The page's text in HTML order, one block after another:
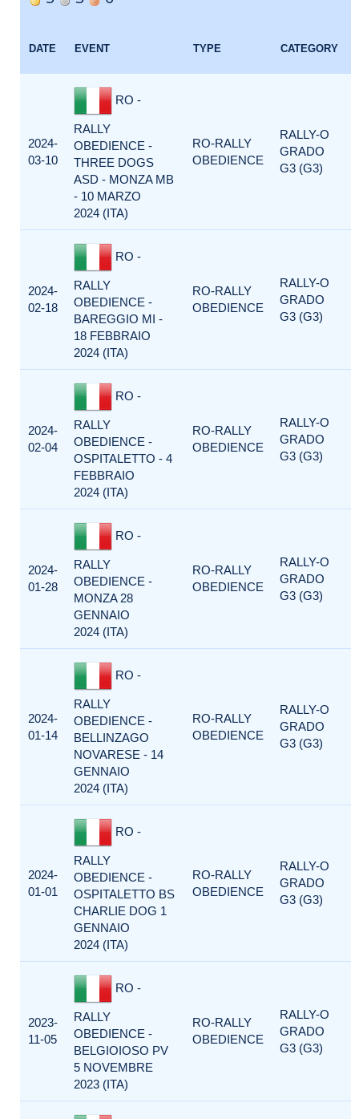
DATE EVENT TYPE CATEGORY
2024-
03-10
RO -
RALLY
OBEDIENCE -
THREE DOGS
ASD - MONZA MB
- 10 MARZO
2024 (ITA)
RO-RALLY
OBEDIENCE
RALLY-O
GRADO
G3 (G3)
2024-
02-18
RO -
RALLY
OBEDIENCE -
BAREGGIO MI -
18 FEBBRAIO
2024 (ITA)
RO-RALLY
OBEDIENCE
RALLY-O
GRADO
G3 (G3)
2024-
02-04
RO -
RALLY
OBEDIENCE -
OSPITALETTO - 4
FEBBRAIO
2024 (ITA)
RO-RALLY
OBEDIENCE
RALLY-O
GRADO
G3 (G3)
2024-
01-28
RO -
RALLY
OBEDIENCE -
MONZA 28
GENNAIO
2024 (ITA)
RO-RALLY
OBEDIENCE
RALLY-O
GRADO
G3 (G3)
2024-
01-14
RO -
RALLY
OBEDIENCE -
BELLINZAGO
NOVARESE - 14
GENNAIO
2024 (ITA)
RO-RALLY
OBEDIENCE
RALLY-O
GRADO
G3 (G3)
2024-
01-01
RO -
RALLY
OBEDIENCE -
OSPITALETTO BS
CHARLIE DOG 1
GENNAIO
2024 (ITA)
RO-RALLY
OBEDIENCE
RALLY-O
GRADO
G3 (G3)
2023-
11-05
RO -
RALLY
OBEDIENCE -
BELGIOIOSO PV
5 NOVEMBRE
2023 (ITA)
RO-RALLY
OBEDIENCE
RALLY-O
GRADO
G3 (G3)